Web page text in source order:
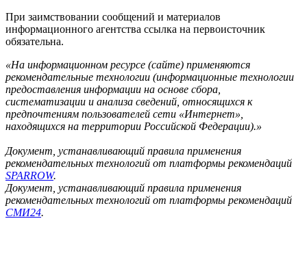
При заимствовании сообщений и материалов
информационного агентства ссылка на первоисточник
обязательна.
«На информационном ресурсе (сайте) применяются
рекомендательные технологии (информационные технологии
предоставления информации на основе сбора,
систематизации и анализа сведений, относящихся к
предпочтениям пользователей сети «Интернет»,
находящихся на территории Российской Федерации).»
Документ, устанавливающий правила применения
рекомендательных технологий от платформы рекомендаций
SPARROW.
Документ, устанавливающий правила применения
рекомендательных технологий от платформы рекомендаций
СМИ24.